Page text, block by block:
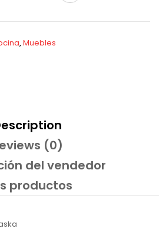
,Muebles
(0)
del vendedor
productos